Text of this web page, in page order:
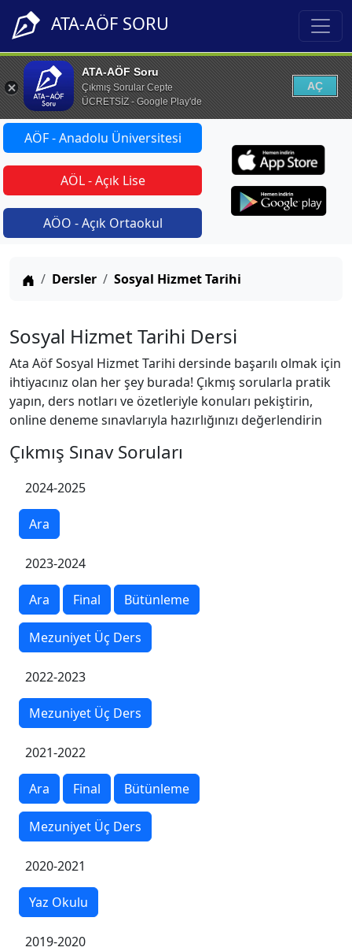
ATA-AÖF SORU
ATA-AÖF Soru
Çıkmış Sorular Cepte
ÜCRETSİZ - Google Play'de
AÇ
AÖF - Anadolu Üniversitesi
AÖL - Açık Lise
AÖO - Açık Ortaokul
Anasayfa
Dersler Sosyal Hizmet Tarihi
Sosyal Hizmet Tarihi Dersi
Ata Aöf Sosyal Hizmet Tarihi dersinde başarılı olmak için
ihtiyacınız olan her şey burada! Çıkmış sorularla pratik
yapın, ders notları ve özetleriyle konuları pekiştirin,
online deneme sınavlarıyla hazırlığınızı değerlendirin
Çıkmış Sınav Soruları
2024-2025
Ara
2023-2024
Ara Final Bütünleme
Mezuniyet Üç Ders
2022-2023
Mezuniyet Üç Ders
2021-2022
Ara Final Bütünleme
Mezuniyet Üç Ders
2020-2021
Yaz Okulu
2019-2020